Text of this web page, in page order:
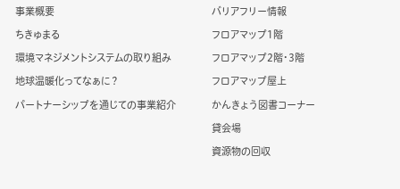
事業概要
ちきゅまる
環境マネジメントシステムの取り組み
地球温暖化ってなぁに？
パートナーシップを通じての事業紹介
バリアフリー情報
フロアマップ1階
フロアマップ2階・3階
フロアマップ屋上
かんきょう図書コーナー
貸会場
資源物の回収